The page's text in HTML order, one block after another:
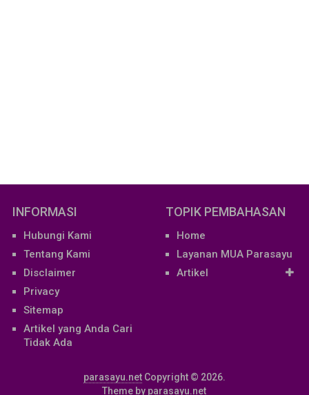
INFORMASI
Hubungi Kami
Tentang Kami
Disclaimer
Privacy
Sitemap
Artikel yang Anda Cari
Tidak Ada
TOPIK PEMBAHASAN
Home
Layanan MUA Parasayu
Artikel
parasayu.netCopyright © 2026.
Theme by parasayu.net